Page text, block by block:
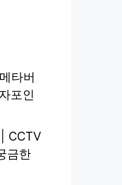
타버
포인
CCTV
금한